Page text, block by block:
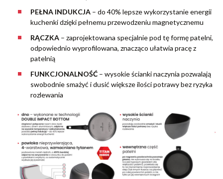
PEŁNA INDUKCJA – do 40% lepsze wykorzystanie energii
kuchenki dzięki pełnemu przewodzeniu magnetycznemu
RĄCZKA – zaprojektowana specjalnie pod tę formę patelni,
odpowiednio wyprofilowana, znacząco ułatwia pracę z
patelnią
FUNKCJONALNOŚĆ – wysokie ścianki naczynia pozwalają
swobodnie smażyć i dusić większe ilości potrawy bez ryzyka
rozlewania